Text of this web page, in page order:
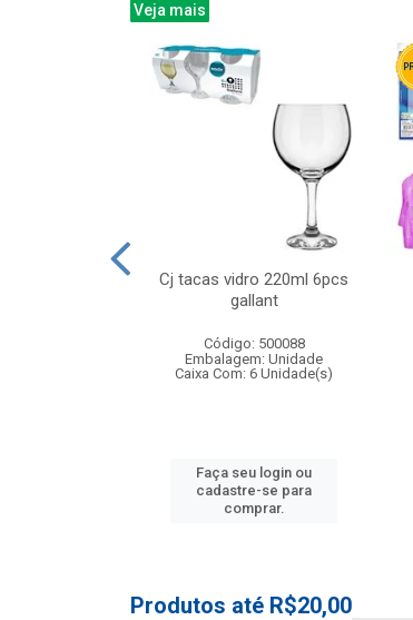
Veja mais
Cj tacas vidro 220ml 6pcs
gallant
Código: 500088
Embalagem: Unidade
Caixa Com: 6 Unidade(s)
Faça seu login ou
cadastre-se para
comprar.
Produtos até R$20,00